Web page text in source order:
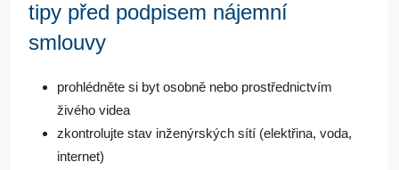
tipy před podpisem nájemní
smlouvy
prohlédněte si byt osobně nebo prostřednictvím
živého videa
zkontrolujte stav inženýrských sítí (elektřina, voda,
internet)